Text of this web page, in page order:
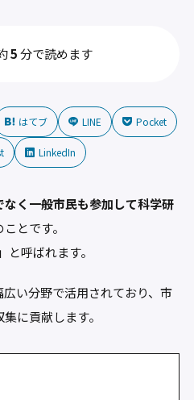
5分で読めます
はてブ LINE Pocket
LinkedIn
なく一般市民も参加して科学研
ことです。
呼ばれます。
い分野で活用されており、市
に貢献します。